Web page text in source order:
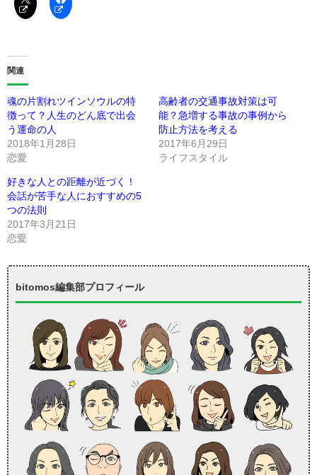
関連
魂の片割れツインソウルの特
徴って？人生のどん底で出会
う運命の人
2018年1月28日
恋愛
高齢者の交通事故対策は可
能？急増する事故の事例から
防止方法を考える
2017年6月29日
ライフスタイル
好きな人との距離が近づく！
会話が苦手な人におすすめの5
つの法則
2017年3月21日
恋愛
bitomos編集部プロフィール